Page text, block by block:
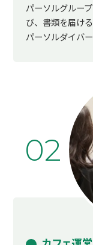
パーソルグルー
び、書類を届け
パーソルダイバ
02